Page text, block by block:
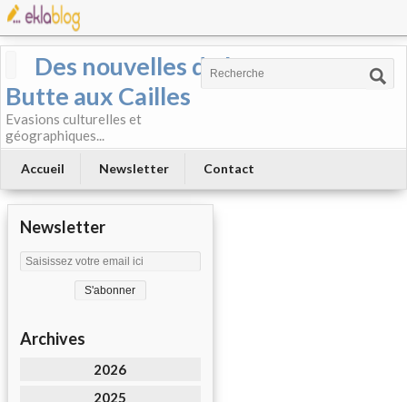
Des nouvelles de la
Butte aux Cailles
Evasions culturelles et
géographiques...
Accueil Newsletter Contact
Newsletter
Archives
2026
2025